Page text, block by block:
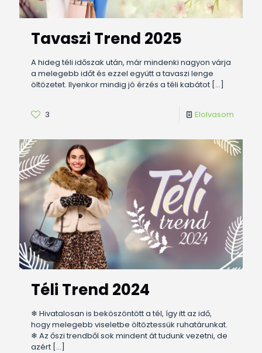
Tavaszi Trend 2025
A hideg téli időszak után, már mindenki nagyon várja
a melegebb időt és ezzel együtt a tavaszi lenge
öltözetet. Ilyenkor mindig jó érzés a téli kabátot […]
3 Elolvasom
Téli Trend 2024
❄ Hivatalosan is beköszöntött a tél, így itt az idő,
hogy melegebb viseletbe öltöztessük ruhatárunkat.
❄ Az őszi trendből sok mindent át tudunk vezetni, de
azért […]